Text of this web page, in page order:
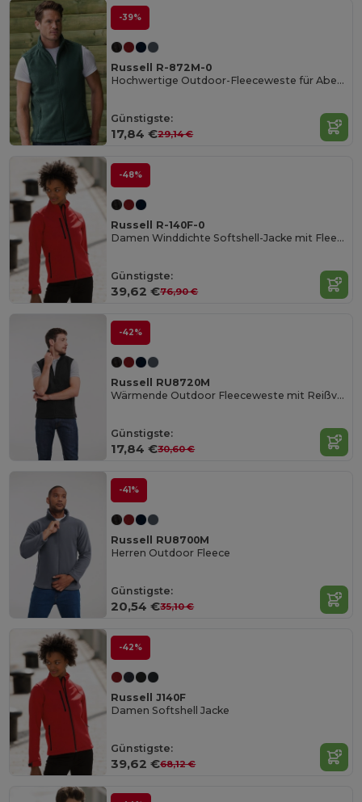
-39%
Russell R-872M-0
Hochwertige Outdoor-Fleeceweste für Abenteuer
Günstigste:
17,84 €29,14 €
-48%
Russell R-140F-0
Damen Winddichte Softshell-Jacke mit Fleece
Günstigste:
39,62 €76,90 €
-42%
Russell RU8720M
Wärmende Outdoor Fleeceweste mit Reißverschlusstaschen
Günstigste:
17,84 €30,60 €
-41%
Russell RU8700M
Herren Outdoor Fleece
Günstigste:
20,54 €35,10 €
-42%
Russell J140F
Damen Softshell Jacke
Günstigste:
39,62 €68,12 €